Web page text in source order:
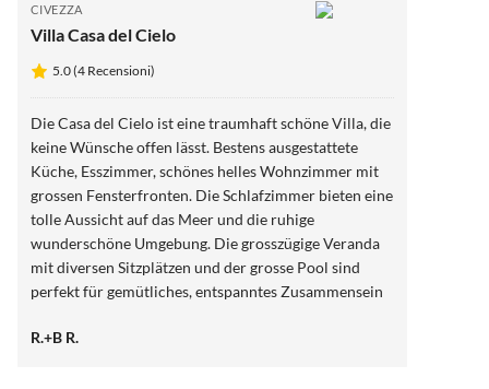
CIVEZZA
Villa Casa del Cielo
5.0 (4 Recensioni)
Die Casa del Cielo ist eine traumhaft schöne Villa, die
keine Wünsche offen lässt. Bestens ausgestattete
Küche, Esszimmer, schönes helles Wohnzimmer mit
grossen Fensterfronten. Die Schlafzimmer bieten eine
tolle Aussicht auf das Meer und die ruhige
wunderschöne Umgebung. Die grosszügige Veranda
mit diversen Sitzplätzen und der grosse Pool sind
perfekt für gemütliches, entspanntes Zusammensein
5 Sterne. Besten Dank für die gute, freundliche
R.+B R.